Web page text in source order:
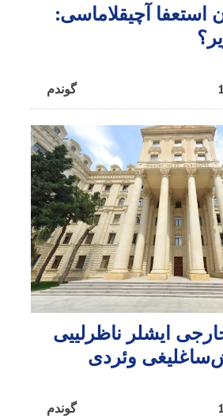
استعفا آچیقلاماسی:
گوندم
ایشلر ناظرلییی
وئردی
گوندم